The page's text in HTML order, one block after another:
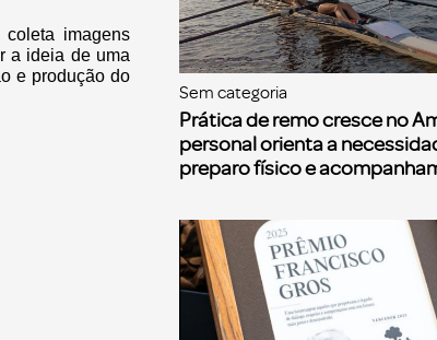
imagens
a ideia de uma
e produção do
Sem categoria
Prática de remo cresce no
personal orienta a
preparo físico e